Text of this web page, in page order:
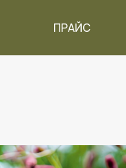
ПРАЙС